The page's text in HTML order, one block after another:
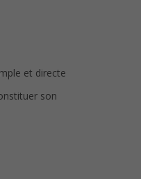
et directe
son